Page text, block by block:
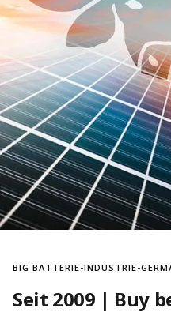
BIG BATTERIE-INDUSTRIE-
Seit 2009 | Buy